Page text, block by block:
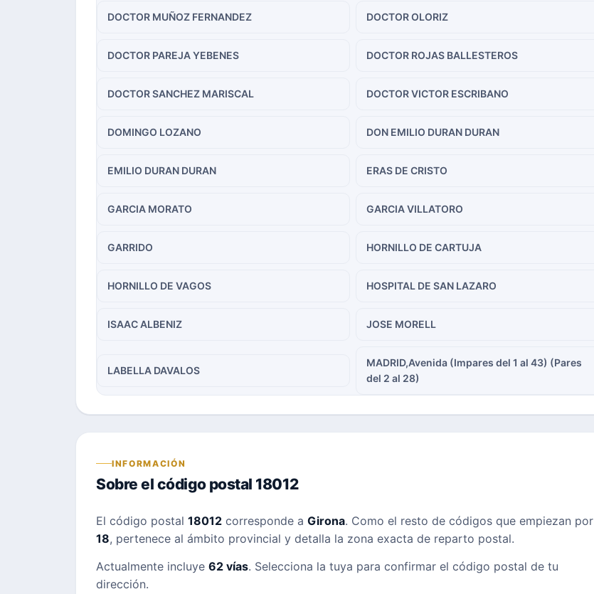
DOCTOR MUÑOZ FERNANDEZ DOCTOR OLORIZ
DOCTOR PAREJA YEBENES DOCTOR ROJAS BALLESTEROS
DOCTOR SANCHEZ MARISCAL DOCTOR VICTOR ESCRIBANO
DOMINGO LOZANO DON EMILIO DURAN DURAN
EMILIO DURAN DURAN ERAS DE CRISTO
GARCIA MORATO GARCIA VILLATORO
GARRIDO HORNILLO DE CARTUJA
HORNILLO DE VAGOS HOSPITAL DE SAN LAZARO
ISAAC ALBENIZ JOSE MORELL
LABELLA DAVALOS
MADRID,Avenida (Impares del 1 al 43) (Pares
del 2 al 28)
INFORMACIÓN
Sobre el código postal 18012
El código postal 18012 corresponde a Girona. Como el resto de códigos que empiezan por
18, pertenece al ámbito provincial y detalla la zona exacta de reparto postal.
Actualmente incluye 62 vías. Selecciona la tuya para confirmar el código postal de tu
dirección.